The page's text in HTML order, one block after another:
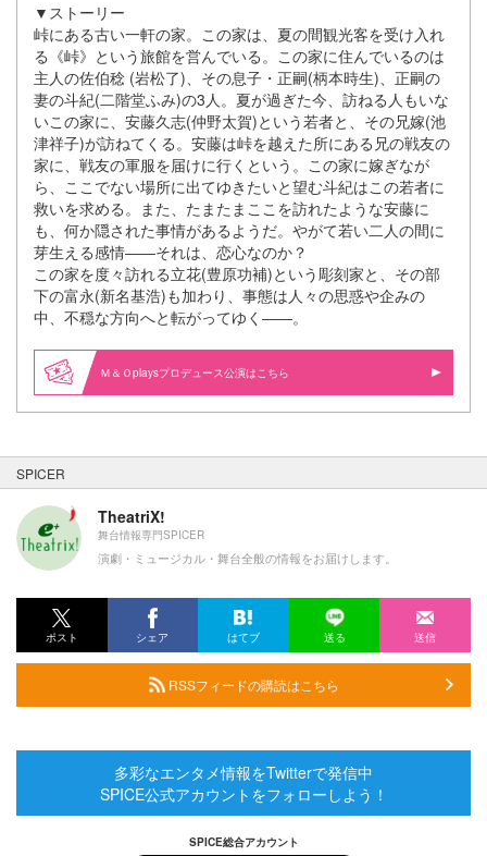
▼ストーリー
峠にある古い一軒の家。この家は、夏の間観光客を受け入れ
る《峠》という旅館を営んでいる。この家に住んでいるのは
主人の佐伯稔 (岩松了)、その息子・正嗣(柄本時生)、正嗣の
妻の斗紀(二階堂ふみ)の3人。夏が過ぎた今、訪ねる人もいな
いこの家に、安藤久志(仲野太賀)という若者と、その兄嫁(池
津祥子)が訪ねてくる。安藤は峠を越えた所にある兄の戦友の
家に、戦友の軍服を届けに行くという。この家に嫁ぎなが
ら、ここでない場所に出てゆきたいと望む斗紀はこの若者に
救いを求める。また、たまたまここを訪れたような安藤に
も、何か隠された事情があるようだ。やがて若い二人の間に
芽生える感情――それは、恋心なのか？
この家を度々訪れる立花(豊原功補)という彫刻家と、その部
下の富永(新名基浩)も加わり、事態は人々の思惑や企みの
中、不穏な方向へと転がってゆく――。
Ｍ＆Ｏplaysプロデュース公演はこちら
SPICER
TheatriX!
舞台情報専門SPICER
演劇・ミュージカル・舞台全般の情報をお届けします。
ポスト シェア はてブ 送る 送信
RSSフィードの購読はこちら
多彩なエンタメ情報をTwitterで発信中
SPICE公式アカウントをフォローしよう！
SPICE総合アカウント